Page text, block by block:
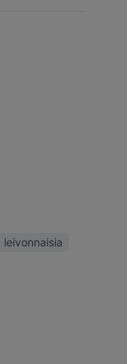
leivonnaisia